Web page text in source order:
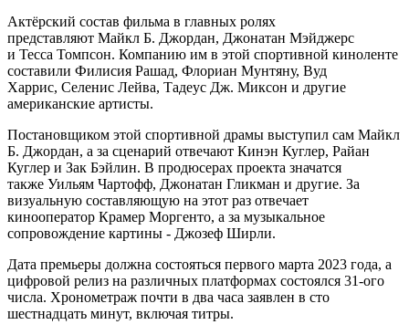
Актёрский состав фильма в главных ролях
представляют Майкл Б. Джордан, Джонатан Мэйджерс
и Тесса Томпсон. Компанию им в этой спортивной киноленте
составили Филисия Рашад, Флориан Мунтяну, Вуд
Харрис, Селенис Лейва, Тадеус Дж. Миксон и другие
американские артисты.
Постановщиком этой спортивной драмы выступил сам Майкл
Б. Джордан, а за сценарий отвечают Кинэн Куглер, Райан
Куглер и Зак Бэйлин. В продюсерах проекта значатся
также Уильям Чартофф, Джонатан Гликман и другие. За
визуальную составляющую на этот раз отвечает
кинооператор Крамер Моргенто, а за музыкальное
сопровождение картины - Джозеф Ширли.
Дата премьеры должна состояться первого марта 2023 года, а
цифровой релиз на различных платформах состоялся 31-ого
числа. Хронометраж почти в два часа заявлен в сто
шестнадцать минут, включая титры.